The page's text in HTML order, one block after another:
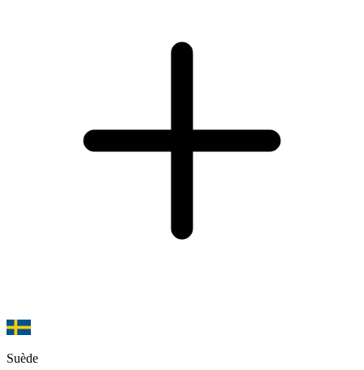
Suède